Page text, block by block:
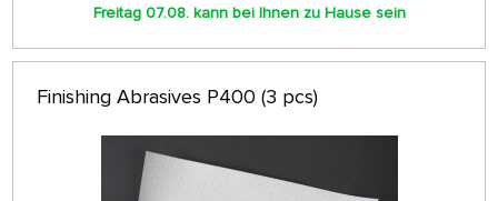
Freitag 07.08. kann bei Ihnen zu Hause sein
Finishing Abrasives P400 (3 pcs)